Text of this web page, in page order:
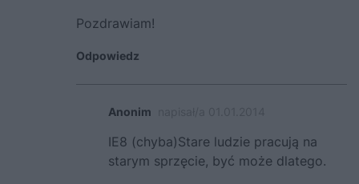
Pozdrawiam!
Odpowiedz
Anonim
IE8 (chyba)Stare ludzie pracują na
starym sprzęcie, być może dlatego.